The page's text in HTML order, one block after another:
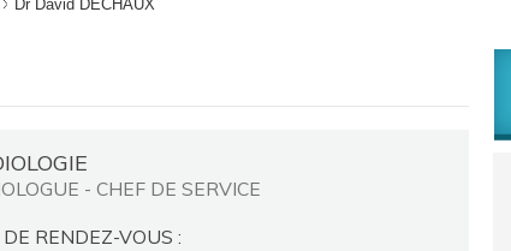
Dr David DECHAUX
- CHEF DE SERVICE
DE RENDEZ-VOUS :